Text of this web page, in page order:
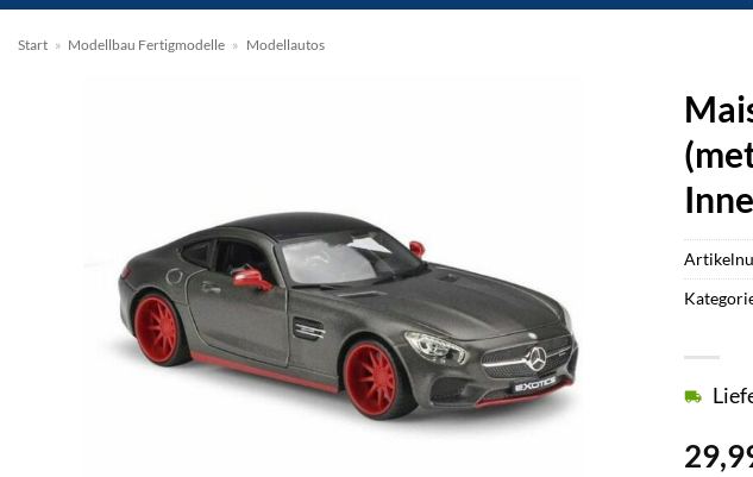
Start » Modellbau Fertigmodelle » Modellautos